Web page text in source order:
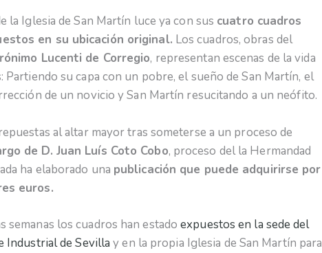
la Iglesia de San Martín luce ya con sus cuatro cuadros
en su ubicación original. Los cuadros, obras del
Lucenti de Corregio, representan escenas de la vida
Partiendo su capa con un pobre, el sueño de San Martín, el
de un novicio y San Martín resucitando a un neófito.
al altar mayor tras someterse a un proceso de
de D. Juan Luís Coto Cobo, proceso del la Hermandad
ha elaborado una publicación que puede adquirirse por
euros.
semanas los cuadros han estadoexpuestos en la sede del
Industrial de Sevillay en la propia Iglesia de San Martín para